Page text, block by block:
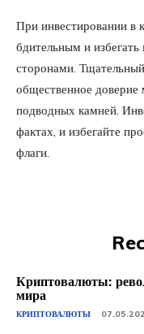
При инвестировании в
бдительным и
сторонами.
общественное
подводных камней.
фактах, и избегайте
флаги.
Криптовалюты:
мира
КРИПТОВАЛЮТЫ